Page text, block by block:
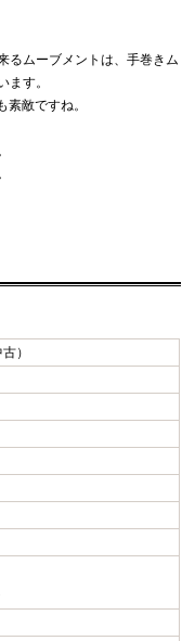
るムーブメントは、手巻きム
ます。
敵ですね。
）